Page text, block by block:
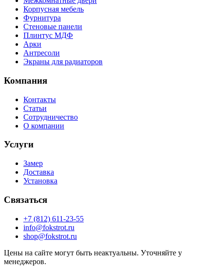
Корпусная мебель
Фурнитура
Стеновые панели
Плинтус МДФ
Арки
Антресоли
Экраны для радиаторов
Компания
Контакты
Статьи
Сотрудничество
О компании
Услуги
Замер
Доставка
Установка
Связаться
+7 (812) 611-23-55
info@fokstrot.ru
shop@fokstrot.ru
Цены на сайте могут быть неактуальны. Уточняйте у
менеджеров.